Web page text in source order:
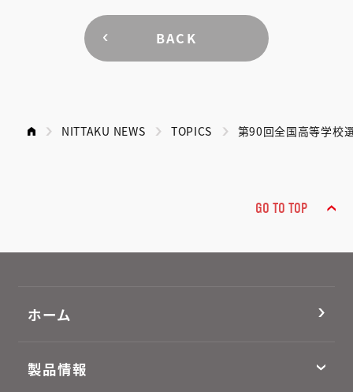
BACK
NITTAKU NEWS TOPICS 第90回全国高等学校
GO TO TOP
ホーム
製品情報